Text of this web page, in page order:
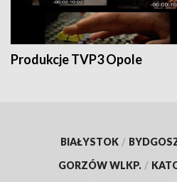
Produkcje TVP3 Opole
BIAŁYSTOK /
GORZÓW WLKP. /